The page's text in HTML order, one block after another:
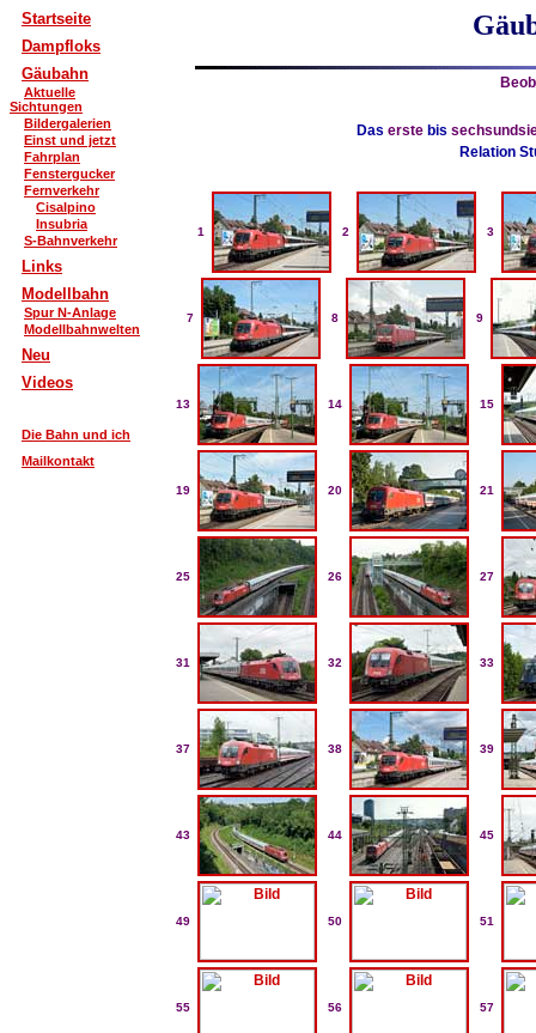
Startseite
Dampfloks
Gäubahn
Aktuelle
Sichtungen
Bildergalerien
Einst und jetzt
Fahrplan
Fenstergucker
Fernverkehr
Cisalpino
Insubria
S-Bahnverkehr
Links
Modellbahn
Spur N-Anlage
Modellbahnwelten
Neu
Videos
Die Bahn und ich
Mailkontakt
Daserste bis
Relation
1 2 3
7 8 9
13 14 15
19 20 21
25 26 27
31 32 33
37 38 39
43 44 45
49 50 51
55 56 57